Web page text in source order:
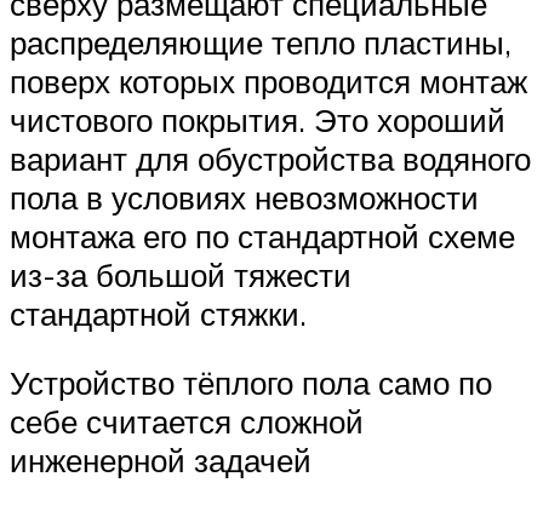
распределяющие тепло пластины,
поверх которых проводится монтаж
чистового покрытия. Это хороший
вариант для обустройства водяного
пола в условиях невозможности
монтажа его по стандартной схеме
из-за большой тяжести
стандартной стяжки.
Устройство тёплого пола само по
себе считается сложной
инженерной задачей